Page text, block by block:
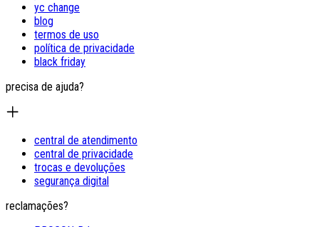
yc change
blog
termos de uso
política de privacidade
black friday
precisa de ajuda?
central de atendimento
central de privacidade
trocas e devoluções
segurança digital
reclamações?